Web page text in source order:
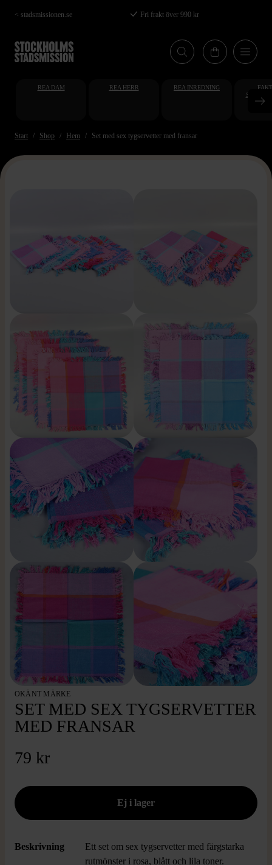
Hoppa
till
huvudinnehåll
< stadsmissionen.se Fri frakt över 990 kr
REA DAM REA HERR REA INREDNING
Start Shop Hem Set med sex tygservetter med fransar
OKÄNT MÄRKE
SET MED SEX TYGSERVETTER
MED FRANSAR
79 kr
Beskrivning
Ett set om sex tygservetter med färgstarka
rutmönster i rosa, blått och lila toner.